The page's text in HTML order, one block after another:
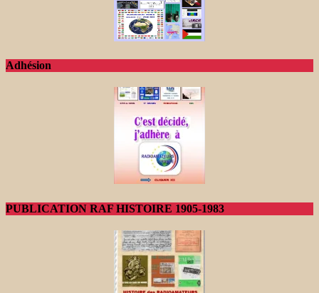
Adhésion
PUBLICATION RAF HISTOIRE 1905-1983